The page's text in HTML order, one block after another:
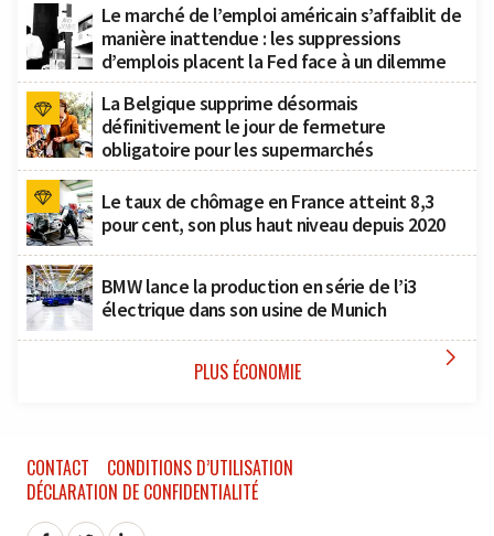
Le marché de l’emploi américain s’affaiblit de
manière inattendue : les suppressions
d’emplois placent la Fed face à un dilemme
La Belgique supprime désormais
définitivement le jour de fermeture
obligatoire pour les supermarchés
Le taux de chômage en France atteint 8,3
pour cent, son plus haut niveau depuis 2020
BMW lance la production en série de l’i3
électrique dans son usine de Munich
PLUS ÉCONOMIE 
CONTACT
CONDITIONS D’UTILISATION
DÉCLARATION DE CONFIDENTIALITÉ